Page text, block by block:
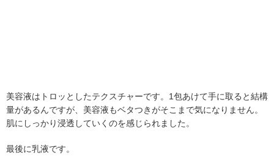
美容液はトロッとしたテクスチャーです。1包あけて手に取ると結構
量があるんですが、美容液もベタつきがそこまで気になりません。
肌にしっかり浸透していくのを感じられました。
最後に乳液です。